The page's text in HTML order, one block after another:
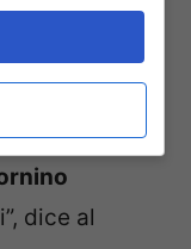
al contempo
scena nel
del
dice al